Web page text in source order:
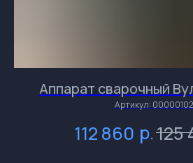
Аппарат сварочный
Артикул:
112 860 р.125
и